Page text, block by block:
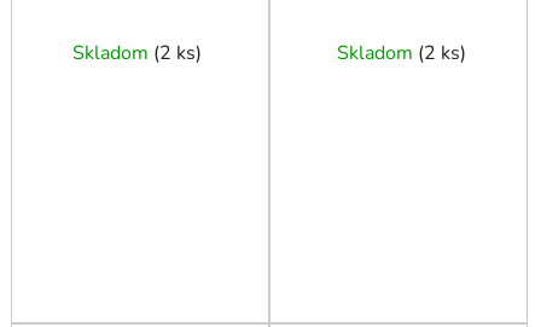
Skladom (2 ks)
Skladom (2 ks)